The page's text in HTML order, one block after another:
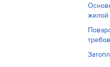
жилой